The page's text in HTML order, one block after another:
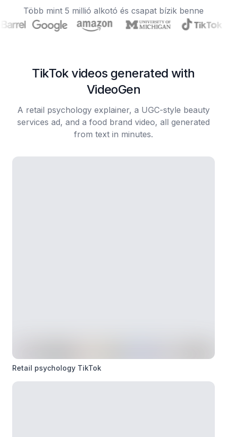
Több mint 5 millió alkotó és csapat bízik benne
TikTok videos generated with
VideoGen
A retail psychology explainer, a UGC-style beauty
services ad, and a food brand video, all generated
from text in minutes.
Retail psychology TikTok